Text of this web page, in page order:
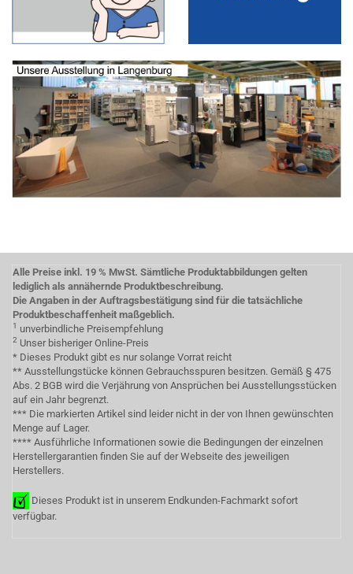
Alle Preise inkl. 19 % MwSt. Sämtliche Produktabbildungen gelten
lediglich als annähernde Produktbeschreibung.
Die Angaben in der Auftragsbestätigung sind für die tatsächliche
Produktbeschaffenheit maßgeblich.
1 unverbindliche Preisempfehlung
2 Unser bisheriger Online-Preis
* Dieses Produkt gibt es nur solange Vorrat reicht
** Ausstellungstücke können Gebrauchsspuren besitzen. Gemäß § 475
Abs. 2 BGB wird die Verjährung von Ansprüchen bei Ausstellungsstücken
auf ein Jahr begrenzt.
*** Die markierten Artikel sind leider nicht in der von Ihnen gewünschten
Menge auf Lager.
**** Ausführliche Informationen sowie die Bedingungen der einzelnen
Herstellergarantien finden Sie auf der Webseite des jeweiligen
Herstellers.
Dieses Produkt ist in unserem Endkunden-Fachmarkt sofort
verfügbar.